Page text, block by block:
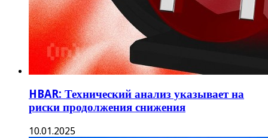
HBAR: Технический анализ указывает на
риски продолжения снижения
10.01.2025